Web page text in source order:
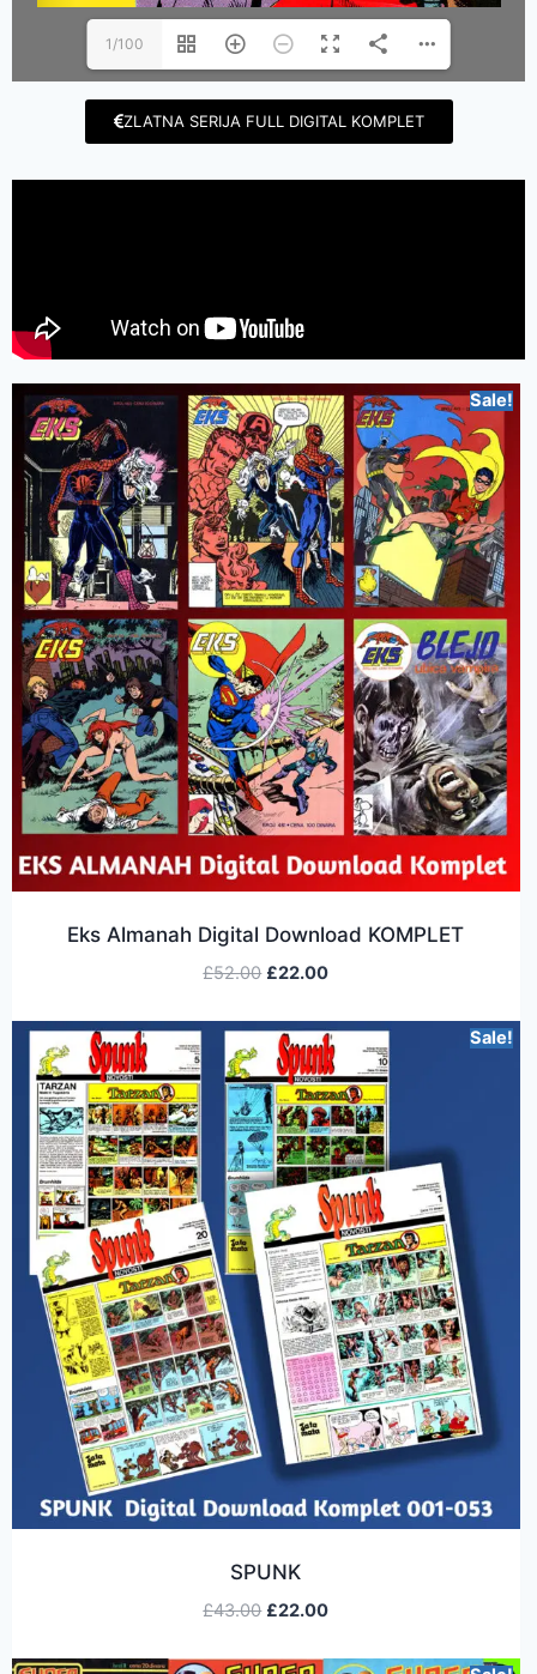
1/100
ZLATNA SERIJA FULL DIGITAL KOMPLET
Sale!
Eks Almanah Digital Download KOMPLET
£52.00 £22.00
Sale!
SPUNK
£43.00 £22.00